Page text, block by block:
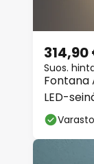
Fontana
LED-
314,90
Suos.